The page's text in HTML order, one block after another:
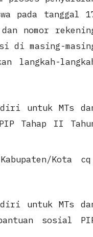
pada tanggal
nomor
di masing-
langkah-
untuk MTs
Tahap II
Kota
untuk MTs
sosial